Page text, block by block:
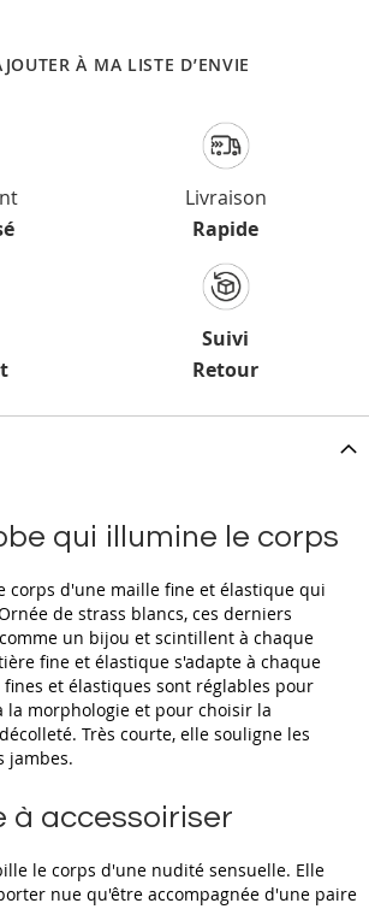
À MA LISTE D’ENVIE
Livraison
Rapide
Suivi
Retour
qui illumine le corps
corps d'une maille fine et élastique qui
de strass blancs, ces derniers
un bijou et scintillent à chaque
fine et élastique s'adapte à chaque
fines et élastiques sont réglables pour
la morphologie et pour choisir la
Très courte, elle souligne les
jambes.
à accessoiriser
le corps d'une nudité sensuelle. Elle
nue qu'être accompagnée d'une paire